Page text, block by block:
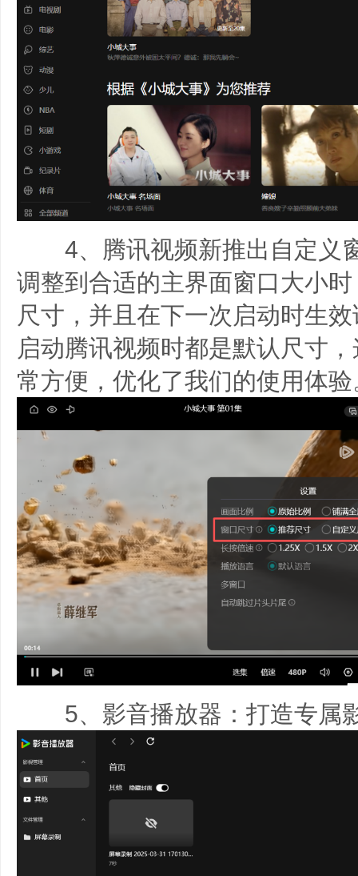
4、腾讯视频新推出自定义
调整到合适的主界面窗口大小
尺寸，并且在下一次启动时生
启动腾讯视频时都是默认尺寸
常方便，优化了我们的使用体验
5、影音播放器：打造专属